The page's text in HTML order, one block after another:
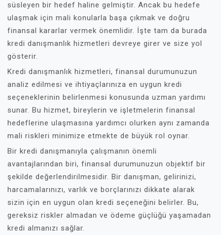
süsleyen bir hedef haline gelmiştir. Ancak bu hedefe
ulaşmak için mali konularla başa çıkmak ve doğru
finansal kararlar vermek önemlidir. İşte tam da burada
kredi danışmanlık hizmetleri devreye girer ve size yol
gösterir.
Kredi danışmanlık hizmetleri, finansal durumunuzun
analiz edilmesi ve ihtiyaçlarınıza en uygun kredi
seçeneklerinin belirlenmesi konusunda uzman yardımı
sunar. Bu hizmet, bireylerin ve işletmelerin finansal
hedeflerine ulaşmasına yardımcı olurken aynı zamanda
mali riskleri minimize etmekte de büyük rol oynar.
Bir kredi danışmanıyla çalışmanın önemli
avantajlarından biri, finansal durumunuzun objektif bir
şekilde değerlendirilmesidir. Bir danışman, gelirinizi,
harcamalarınızı, varlık ve borçlarınızı dikkate alarak
sizin için en uygun olan kredi seçeneğini belirler. Bu,
gereksiz riskler almadan ve ödeme güçlüğü yaşamadan
kredi almanızı sağlar.